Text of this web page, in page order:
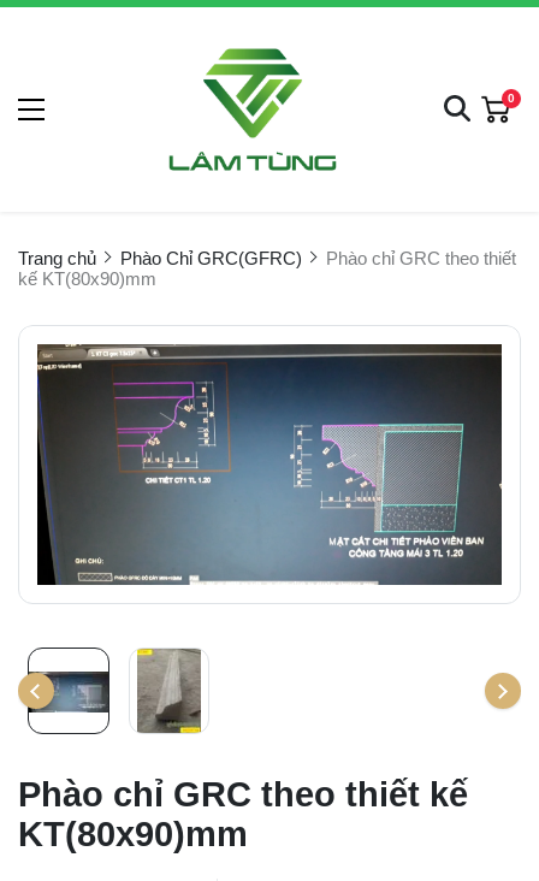
0
Trang chủ Phào Chỉ GRC(GFRC)
Phào chỉ GRC theo thiết
kế KT(80x90)mm
Phào chỉ GRC theo thiết kế
KT(80x90)mm